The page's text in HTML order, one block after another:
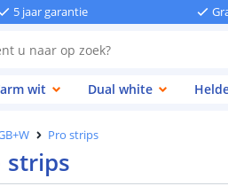
5 jaar garantie
wit Dual white
Pro strips
strips